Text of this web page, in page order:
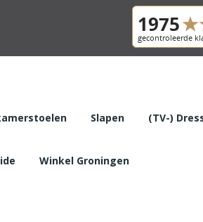
Slapen (TV-)
Winkel Groningen